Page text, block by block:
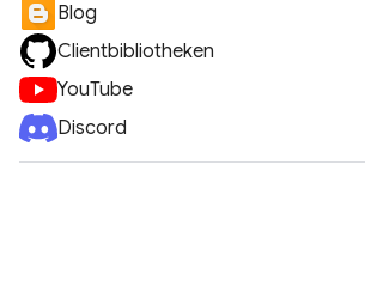
Blog
Clientbibliotheken
YouTube
Discord